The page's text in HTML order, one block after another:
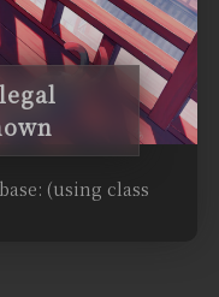
(using class